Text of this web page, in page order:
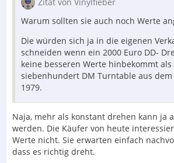
Warum sollten sie auch noch Werte
Die würden sich ja in die eigenen
schneiden wenn ein 2000 Euro DD-
keine besseren Werte hinbekommt als
siebenhundert DM Turntable aus dem
1979.
Naja, mehr als konstant drehen kann ja
werden. Die Käufer von heute
Werte nicht. Sie erwarten einfach
dass es richtig dreht.